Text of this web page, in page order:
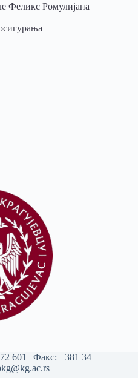
Феликс Ромулијана
601 | Факс: +381 34
|